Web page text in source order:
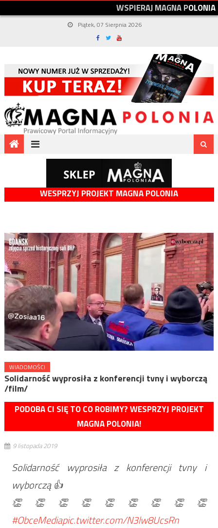
WSPIERAJMAGNAPOLONIA
Piątek, 07 Sierpnia 2026
WESPRZYJ PROJEKT MAGNA POLONIA
WIADOMOŚCI
Solidarność wyprosiła z konferencji tvny i wyborczą
/film/
PODOBA CI SIĘ TO CO ROBIMY? WESPRZYJ PROJEKT
MAGNA POLONIA!
9 listopada 2019
Solidarność wyprosiła z konferencji tvny i
wyborczą 👍
👏👏👏👏👏👏👏👏👏
#ObceMediapic.twitter.com/N3lw8UcsRn